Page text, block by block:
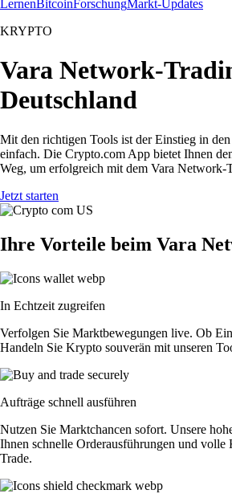
LernenBitcoinForschungMarkt-Updates
KRYPTO
Vara Network-
Deutschland
Mit den richtigen Tools ist der Einstieg in
einfach. Die Crypto.com App bietet Ihnen
Weg, um erfolgreich mit dem Vara Network-
Jetzt starten
Ihre Vorteile beim Vara
In Echtzeit zugreifen
Verfolgen Sie Marktbewegungen live. Ob
Handeln Sie Krypto souverän mit unseren
Aufträge schnell ausführen
Nutzen Sie Marktchancen sofort. Unsere
Ihnen schnelle Orderausführungen und volle
Trade.